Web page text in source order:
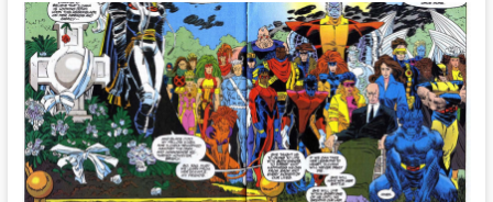
Wizard,
The
Guide
to
Comics
#17
(V)